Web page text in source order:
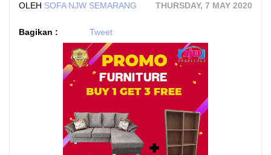
OLEH SOFA NJW SEMARANG THURSDAY, 7 MAY 2020
Bagikan : Tweet